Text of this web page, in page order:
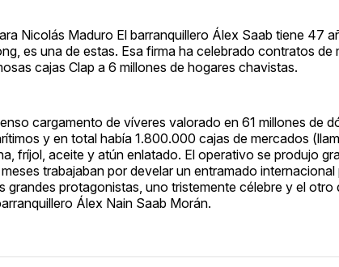
Nicolás Maduro El barranquillero Álex Saab tiene 47
es una de estas. Esa firma ha celebrado contratos de
cajas Clap a 6 millones de hogares chavistas.
cargamento de víveres valorado en 61 millones de
y en total había 1.800.000 cajas de mercados
fríjol, aceite y atún enlatado. El operativo se produjo
trabajaban por develar un entramado
protagonistas, uno tristemente célebre y el
Álex Nain Saab Morán.